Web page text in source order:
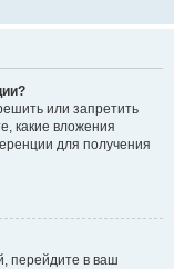
или запретить
какие вложения
для получения
перейдите в ваш